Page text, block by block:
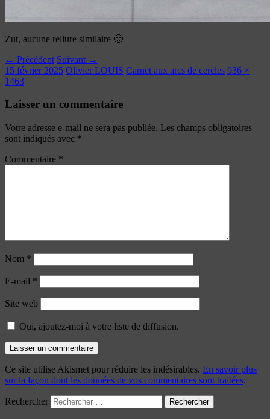
Zut, aucune reliure similaire 🙁
← Précédent Suivant →
15 février 2025 Olivier LOUIS Carnet aux arcs de cercles 936 ×
1463
Laisser un commentaire
Votre adresse e-mail ne sera pas publiée. Les champs obligatoires
sont indiqués avec *
Commentaire *
Nom *
E-mail *
Site web
Oui, ajoutez-moi à votre liste de diffusion.
Ce site utilise Akismet pour réduire les indésirables. En savoir plus
sur la façon dont les données de vos commentaires sont traitées.
Rechercher